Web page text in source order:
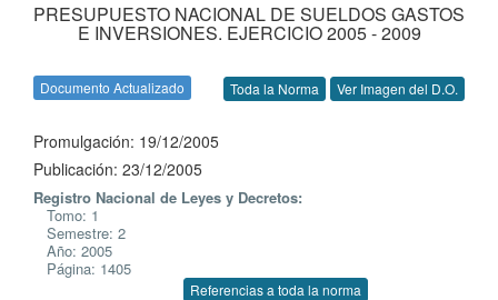
PRESUPUESTO NACIONAL DE SUELDOS GASTOS
E INVERSIONES. EJERCICIO 2005 - 2009
Documento Actualizado Toda la Norma Ver Imagen del D.O.
Promulgación: 19/12/2005
Publicación: 23/12/2005
Registro Nacional de Leyes y Decretos:
Tomo: 1
Semestre: 2
Año: 2005
Página: 1405
Referencias a toda la norma